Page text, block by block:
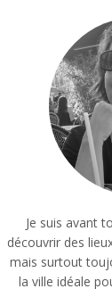
Je suis avant
découvrir des
mais surtout
la ville idéale